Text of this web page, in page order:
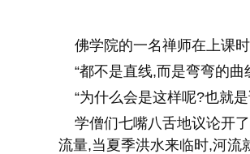
佛学院的一名禅师在上课时
“都不是直线,而是弯弯的曲
“为什么会是这样呢?也就是
学僧们七嘴八舌地议论开
流量,当夏季洪水来临时,河流